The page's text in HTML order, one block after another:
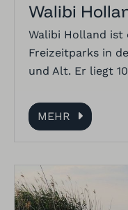
Walibi
Walibi Holland ist
Freizeitparks in
und Alt. Er liegt
MEHR